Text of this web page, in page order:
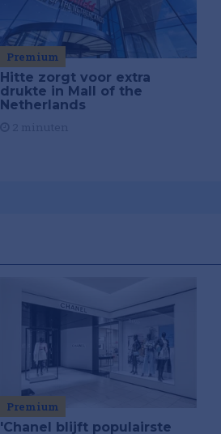
Premium
Hitte zorgt voor extra
drukte in Mall of the
Netherlands
Premium
'Chanel blijft populairste